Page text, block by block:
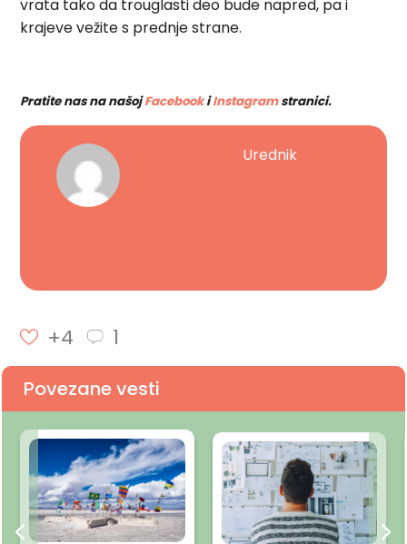
vrata tako da trouglasti deo bude napred, pa i
krajeve vežite s prednje strane.
Pratite nas na našojFacebookiInstagramstranici.
Urednik
+4 1
Povezane vesti